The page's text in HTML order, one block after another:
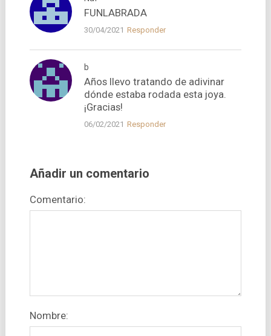
FUNLABRADA
30/04/2021 Responder
b
Años llevo tratando de adivinar
dónde estaba rodada esta joya.
¡Gracias!
06/02/2021 Responder
Añadir un comentario
Comentario:
Nombre: